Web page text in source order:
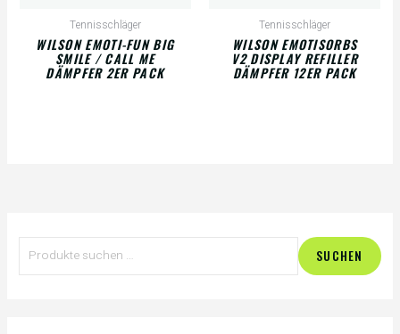
Tennisschläger
WILSON EMOTI-FUN BIG
SMILE / CALL ME
DÄMPFER 2ER PACK
Tennisschläger
WILSON EMOTISORBS
V2 DISPLAY REFILLER
DÄMPFER 12ER PACK
SUCHEN
ia